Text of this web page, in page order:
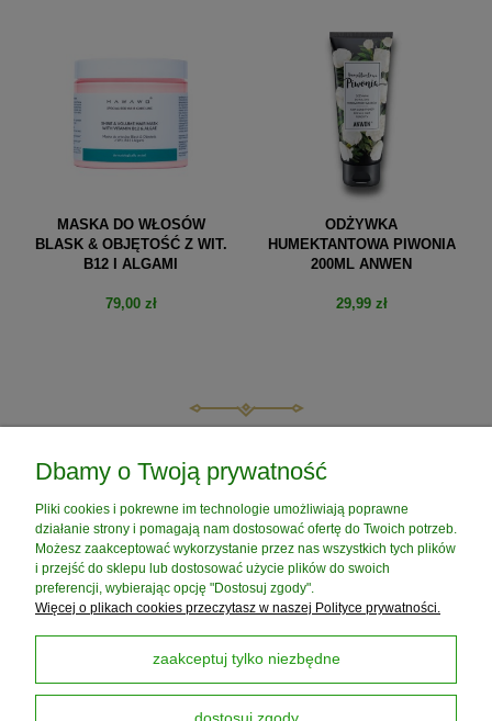
MASKA DO WŁOSÓW
BLASK & OBJĘTOŚĆ Z WIT.
B12 I ALGAMI
79,00 zł
do koszyka
ODŻYWKA
HUMEKTANTOWA PIWONIA
200ML ANWEN
29,99 zł
do koszyka
MOJE KONTO
PŁATNOŚCI I DOSTAWA
INFORMACJE
Dbamy o Twoją prywatność
Pliki cookies i pokrewne im technologie umożliwiają poprawne
działanie strony i pomagają nam dostosować ofertę do Twoich potrzeb.
Możesz zaakceptować wykorzystanie przez nas wszystkich tych plików
i przejść do sklepu lub dostosować użycie plików do swoich
preferencji, wybierając opcję "Dostosuj zgody".
Więcej o plikach cookies przeczytasz w naszej Polityce prywatności.
zaakceptuj tylko niezbędne